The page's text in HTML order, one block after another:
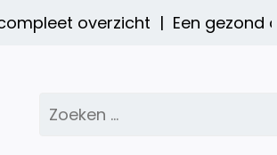
overzicht |Een gezond
Zoeken
naar: